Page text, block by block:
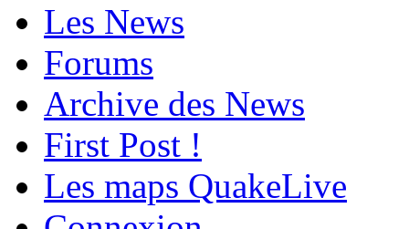
Les News
Forums
Archive des News
First Post !
Les maps QuakeLive